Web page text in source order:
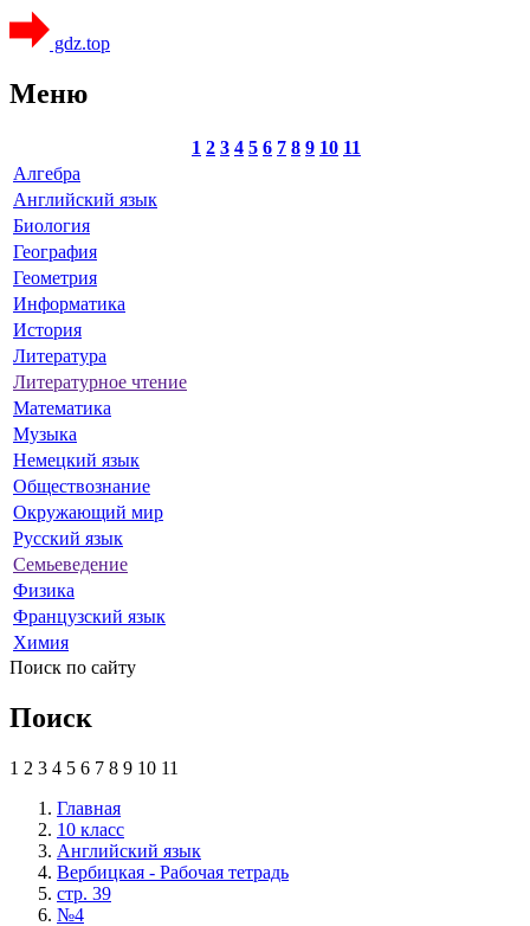
gdz.top
Меню
1 2 3 4 5 6 7 8 9 10 11
Алгебра
Английский язык
Биология
География
Геометрия
Информатика
История
Литература
Литературное чтение
Математика
Музыка
Немецкий язык
Обществознание
Окружающий мир
Русский язык
Семьеведение
Физика
Французский язык
Химия
Поиск по сайту
Поиск
1 2 3 4 5 6 7 8 9 10 11
Главная
10 класс
Английский язык
Вербицкая - Рабочая тетрадь
стр. 39
№4